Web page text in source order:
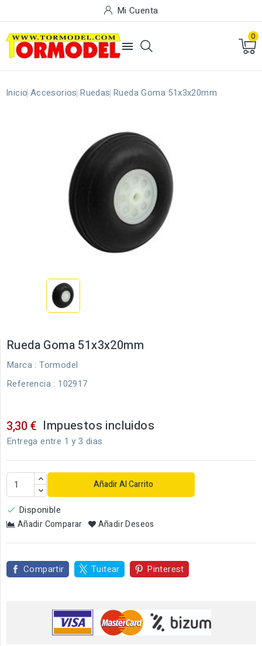
Mi Cuenta

0
Inicio Accesorios Ruedas Rueda Goma 51x3x20mm
Rueda Goma 51x3x20mm
Marca : Tormodel
Referencia : 102917
3,30 € Impuestos incluidos
Entrega entre 1 y 3 dias
Añadir Al Carrito
 Disponible
Añadir Comparar Añadir Deseos
Compartir Tuitear Pinterest